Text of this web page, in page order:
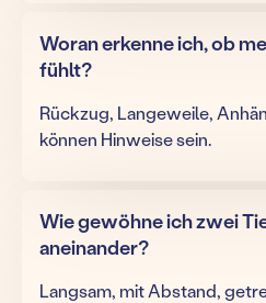
Woran erkenne ich, ob
fühlt?
Rückzug, Langeweile,
können Hinweise sein.
Wie gewöhne ich zwei
aneinander?
Langsam, mit Abstand,